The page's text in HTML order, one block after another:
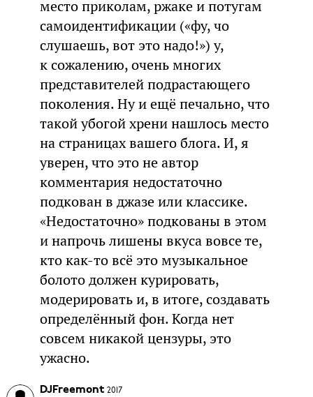
место приколам, ржаке и потугам
самоидентификации («фу, чо
слушаешь, вот это надо!») у,
к сожалению, очень многих
представителей подрастающего
поколения. Ну и ещё печально, что
такой убогой хрени нашлось место
на страницах вашего блога. И, я
уверен, что это не автор
комментария недостаточно
подкован в джазе или классике.
«Недостаточно» подкованы в этом
и напрочь лишены вкуса вовсе те,
кто как-то всё это музыкальное
болото должен курировать,
модерировать и, в итоге, создавать
определённый фон. Когда нет
совсем никакой цензуры, это
ужасно.
DJFreemont 2017